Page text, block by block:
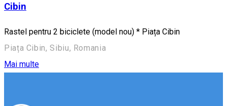
Cibin
Rastel pentru 2 biciclete (model nou) * Piața Cibin
Piața Cibin, Sibiu, Romania
Mai multe